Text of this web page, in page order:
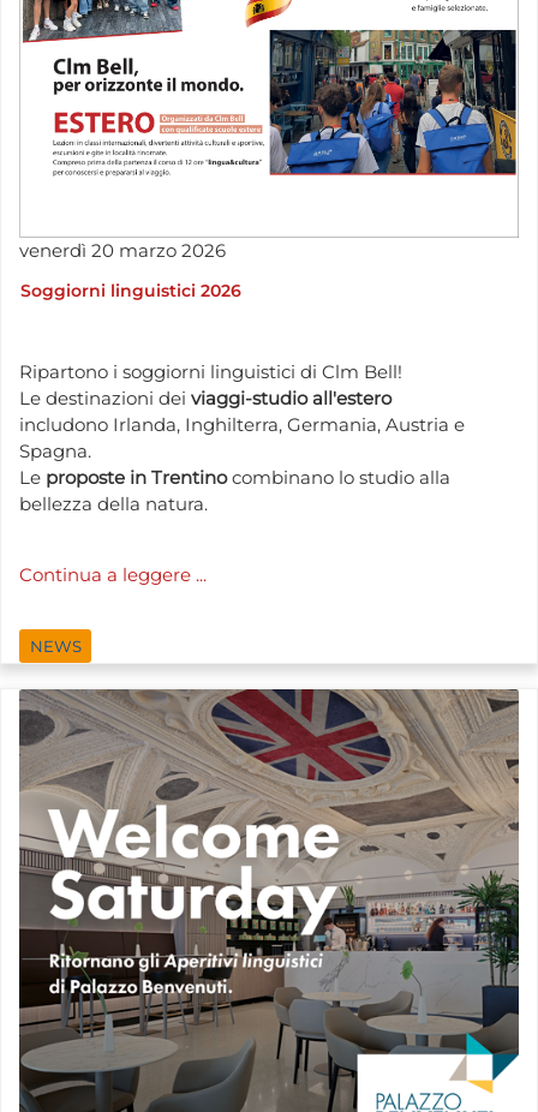
venerdì 20 marzo 2026
Soggiorni linguistici 2026
Ripartono i soggiorni linguistici di Clm Bell!
Le destinazioni dei viaggi-studio all'estero
includono Irlanda, Inghilterra, Germania, Austria e
Spagna.
Le proposte in Trentinocombinano lo studio alla
bellezza della natura.
Continua a leggere ...
NEWS